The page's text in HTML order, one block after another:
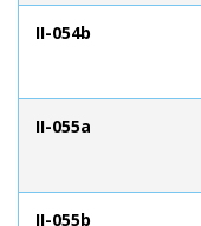
II-054b
II-055a
II-055b